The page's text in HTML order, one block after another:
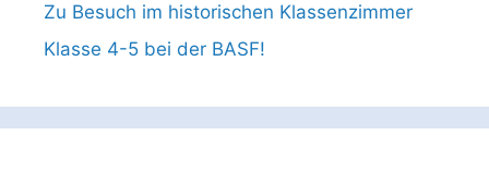
Zu Besuch im historischen Klassenzimmer
Klasse 4-5 bei der BASF!